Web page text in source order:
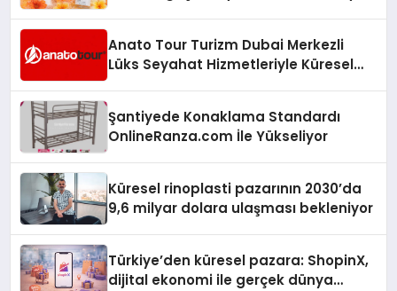
Anato Tour Turizm Dubai Merkezli
Lüks Seyahat Hizmetleriyle Küresel
Şantiyede Konaklama Standardı
OnlineRanza.com İle Yükseliyor
Küresel rinoplasti pazarının 2030’da
9,6 milyar dolara ulaşması bekleniyor
Türkiye’den küresel pazara: ShopinX,
dijital ekonomi ile gerçek dünya